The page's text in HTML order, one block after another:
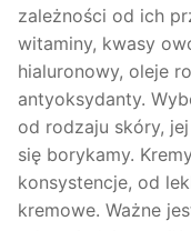
zależności od ich
witaminy, kwasy
hialuronowy, oleje
antyoksydanty.
od rodzaju skóry,
się borykamy.
konsystencje, od
kremowe. Ważne